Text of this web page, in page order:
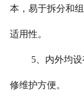
本，易于拆分和
适用性。
5、内外均
修维护方便。